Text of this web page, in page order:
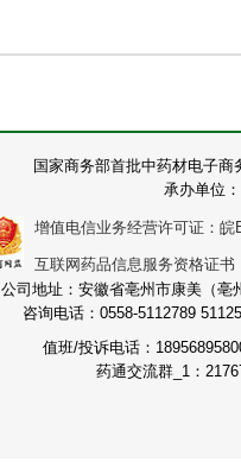
国家商务部首批中药材电子
承办单位
增值电信业务经营许可证：皖
互联网药品信息服务资格证
公司地址：安徽省亳州市康美（
咨询电话：0558-5112789
值班/投诉电话：
药通交流群_1：